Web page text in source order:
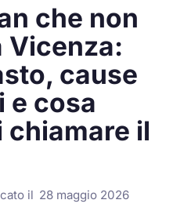
che non
Vicenza:
cause
e cosa
chiamare il
il 28 maggio 2026